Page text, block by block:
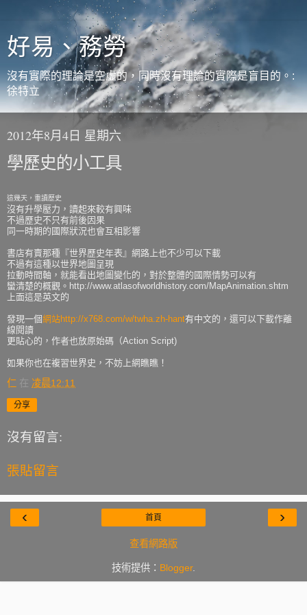
好易、務勞
沒有實際的理論是空虛的，同時沒有理論的實際是盲目的。:
徐特立
2012年8月4日 星期六
學歷史的小工具
這幾天，重讀歷史
沒有升學壓力，讀起來較有興味
不過歷史不只有前後因果
同一時期的國際狀況也會互相影響
書店有賣那種『世界歷史年表』網路上也不少可以下載
不過有這種以世界地圖呈現
拉動時間軸，就能看出地圖變化的，對於整體的國際情勢可以有
蠻清楚的概觀。http://www.atlasofworldhistory.com/MapAnimation.shtm
上面這是英文的
發現一個網站http://x768.com/w/twha.zh-hant有中文的，還可以下載作離
線閱讀
更貼心的，作者也放原始碼（Action Script)
如果你也在複習世界史，不妨上網瞧瞧！
仁 在 凌晨12:11
分享
沒有留言:
張貼留言
‹ ›
首頁
查看網路版
技術提供： Blogger.